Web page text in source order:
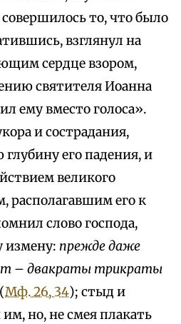
совершилось то, что было
взглянул на
сердце взором,
святителя Иоанна
ему вместо голоса».
и сострадания,
глубину его падения, и
великого
его к
слово господа,
измену: прежде даже
– двакраты трикраты
(Мф. 26, 34); стыд и
но, не смея плакать